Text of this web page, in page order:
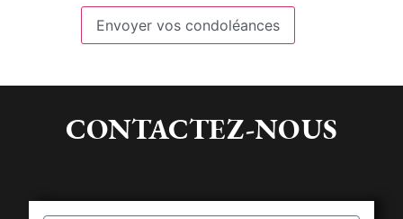
Envoyer vos condoléances
CONTACTEZ-NOUS